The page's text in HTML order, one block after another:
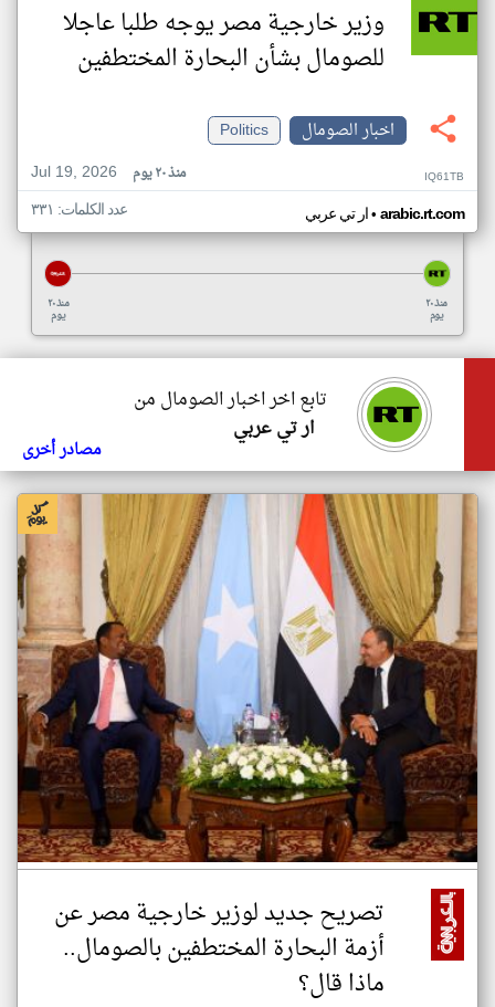
وزير خارجية مصر يوجه طلبا عاجلا
للصومال بشأن البحارة المختطفين
اخبار الصومال
Politics
Jul 19, 2026
منذ ٢٠ يوم IQ61TB
ار تي عربي• arabic.rt.com عدد الكلمات: ٣٣١
منذ ٢٠
يوم
منذ ٢٠
يوم
تابع اخر اخبار الصومال من
ار تي عربي
مصادر أخرى
تصريح جديد لوزير خارجية مصر عن
أزمة البحارة المختطفين بالصومال..
ماذا قال؟